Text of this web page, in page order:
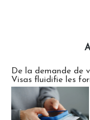
De la demande de
Visas fluidifie les